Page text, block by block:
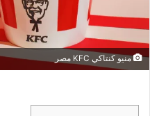
منيو كنتاكي KFC مصر